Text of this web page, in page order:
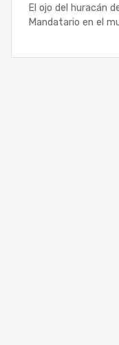
El ojo del huracán
Mandatario en el